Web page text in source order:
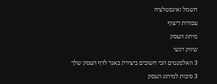
חשמל ואינסטלציה
עבודות ריצוף
מיתוג העסק
שיווק רגשי
3 האלמנטים הכי חשובים ביצירת באנר לדף העסק שלך
3 סיבות למיתוג העסק